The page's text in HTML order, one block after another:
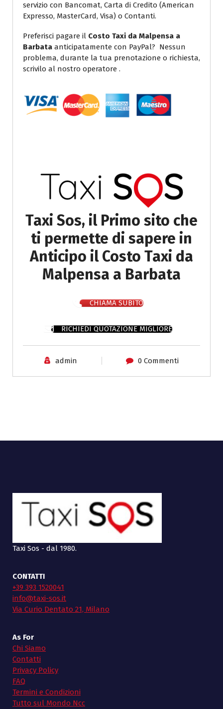
servizio con Bancomat, Carta di Credito (American
Expresso, MasterCard, Visa) o Contanti.
Preferisci pagare il Costo Taxi da Malpensa a
Barbata anticipatamente con PayPal? Nessun
problema, durante la tua prenotazione o richiesta,
scrivilo al nostro operatore .
Taxi Sos, il Primo sito che
ti permette di sapere in
Anticipo il Costo Taxi da
Malpensa a Barbata
CHIAMA SUBITO
RICHIEDI QUOTAZIONE MIGLIORE
admin 0 Commenti
Taxi Sos - dal 1980.
CONTATTI
+39 393 1520041
info@taxi-sos.it
Via Curio Dentato 21, Milano
As For
Chi Siamo
Contatti
Privacy Policy
FAQ
Termini e Condizioni
Tutto sul Mondo Ncc